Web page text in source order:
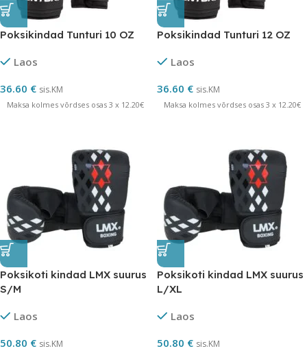
Poksikindad Tunturi 10 OZ
Laos
36.60 € sis.KM
Maksa kolmes võrdses osas 3 x 12.20€
Poksikindad Tunturi 12 OZ
Laos
36.60 € sis.KM
Maksa kolmes võrdses osas 3 x 12.20€
Poksikoti kindad LMX suurus
S/M
Laos
50.80 € sis.KM
Poksikoti kindad LMX suurus
L/XL
Laos
50.80 € sis.KM